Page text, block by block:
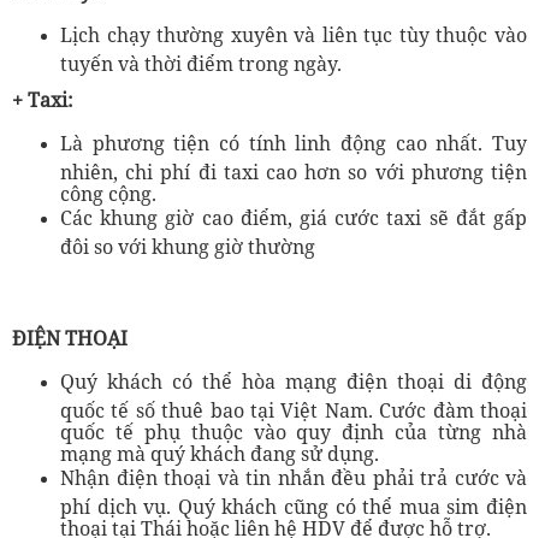
Lịch chạy thường xuyên và liên tục tùy thuộc vào
tuyến và thời điểm trong ngày.
+ Taxi:
Là phương tiện có tính linh động cao nhất. Tuy
nhiên, chi phí đi taxi cao hơn so với phương tiện
công cộng.
Các khung giờ cao điểm, giá cước taxi sẽ đắt gấp
đôi so với khung giờ thường
ĐIỆN THOẠI
Quý khách có thể hòa mạng điện thoại di động
quốc tế số thuê bao tại Việt Nam. Cước đàm thoại
quốc tế phụ thuộc vào quy định của từng nhà
mạng mà quý khách đang sử dụng.
Nhận điện thoại và tin nhắn đều phải trả cước và
phí dịch vụ. Quý khách cũng có thể mua sim điện
thoại tại Thái hoặc liên hệ HDV để được hỗ trợ.